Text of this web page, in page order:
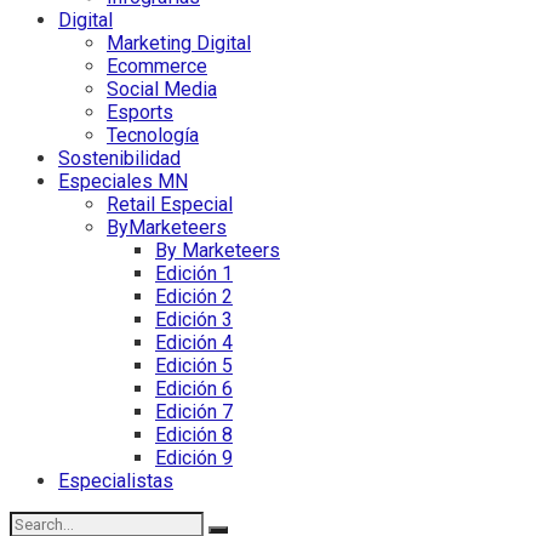
Digital
Marketing Digital
Ecommerce
Social Media
Esports
Tecnología
Sostenibilidad
Especiales MN
Retail Especial
ByMarketeers
By Marketeers
Edición 1
Edición 2
Edición 3
Edición 4
Edición 5
Edición 6
Edición 7
Edición 8
Edición 9
Especialistas